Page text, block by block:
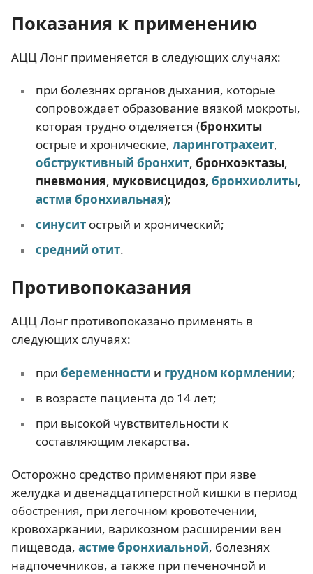
Показания к применению
АЦЦ Лонг применяется в следующих случаях:
при болезнях органов дыхания, которые
сопровождает образование вязкой мокроты,
которая трудно отделяется (бронхиты
острые и хронические, ларинготрахеит,
обструктивный бронхит, бронхоэктазы,
пневмония, муковисцидоз, бронхиолиты,
астма бронхиальная);
синусит острый и хронический;
средний отит.
Противопоказания
АЦЦ Лонг противопоказано применять в
следующих случаях:
при беременности и грудном кормлении;
в возрасте пациента до 14 лет;
при высокой чувствительности к
составляющим лекарства.
Осторожно средство применяют при язве
желудка и двенадцатиперстной кишки в период
обострения, при легочном кровотечении,
кровохаркании, варикозном расширении вен
пищевода, астме бронхиальной, болезнях
надпочечников, а также при печеночной и